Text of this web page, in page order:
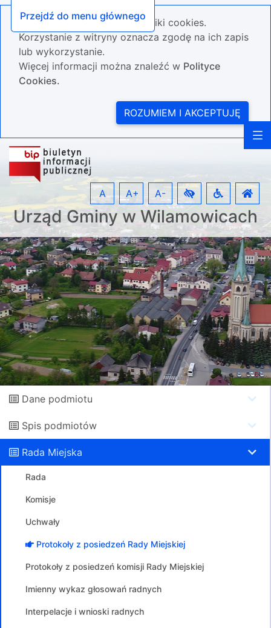
Przejdź do menu głównego
Nasza strona wykorzystuje pliki cookies.
Korzystanie z witryny oznacza zgodę na ich zapis
lub wykorzystanie.
Więcej informacji można znaleźć w Polityce
Cookies.
ROZUMIEM I AKCEPTUJĘ
Urząd Gminy w Wilamowicach
A A+ A-
Dane podmiotu
Spis podmiotów
Rada Miejska
Rada
Komisje
Uchwały
Protokoły z posiedzeń Rady Miejskiej
Protokoły z posiedzeń komisji Rady Miejskiej
Imienny wykaz głosowań radnych
Interpelacje i wnioski radnych